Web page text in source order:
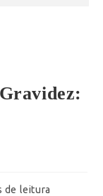
de leitura